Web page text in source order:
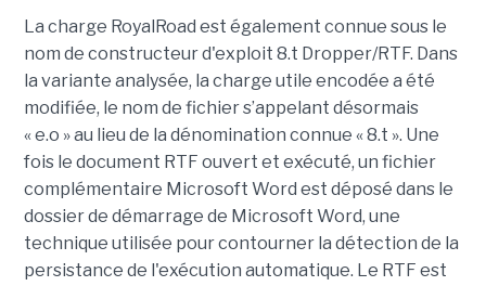
La charge RoyalRoad est également connue sous le
nom de constructeur d'exploit 8.t Dropper/RTF. Dans
la variante analysée, la charge utile encodée a été
modifiée, le nom de fichier s’appelant désormais
« e.o » au lieu de la dénomination connue « 8.t ». Une
fois le document RTF ouvert et exécuté, un fichier
complémentaire Microsoft Word est déposé dans le
dossier de démarrage de Microsoft Word, une
technique utilisée pour contourner la détection de la
persistance de l'exécution automatique. Le RTF est